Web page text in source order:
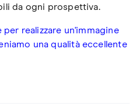
da ogni prospettiva.
realizzare un'immagine
una qualità eccellente